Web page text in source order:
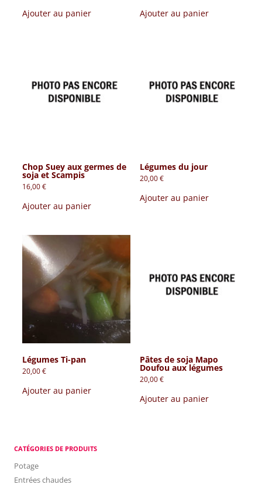
Ajouter au panier Ajouter au panier
Chop Suey aux germes de
soja et Scampis
16,00€
Ajouter au panier
Légumes du jour
20,00€
Ajouter au panier
Légumes Ti-pan
20,00€
Ajouter au panier
Pâtes de soja Mapo
Doufou aux légumes
20,00€
Ajouter au panier
CATÉGORIES DE PRODUITS
Potage
Entrées chaudes